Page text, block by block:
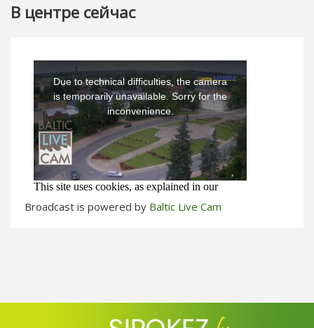
В центре сейчас
Broadcast is powered by Baltic Live Cam